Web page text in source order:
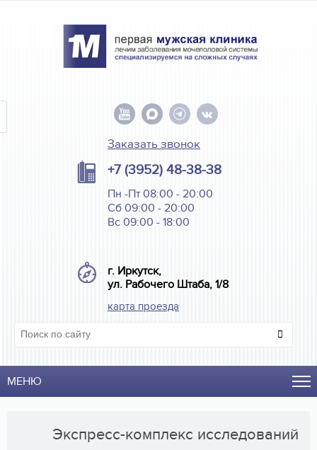
Заказать звонок
+7 (3952) 48-38-38
Пн -Пт 08:00 - 20:00
Сб 09:00 - 20:00
Вс 09:00 - 18:00
г. Иркутск,
ул. Рабочего Штаба, 1/8
карта проезда
МЕНЮ
Экспресс-комплекс исследований